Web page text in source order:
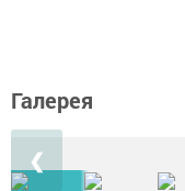
Галерея
❮